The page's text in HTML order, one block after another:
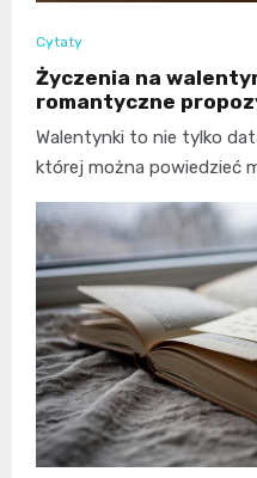
Cytaty
Życzenia na
romantyczne
Walentynki to nie tylko
której można powiedzieć